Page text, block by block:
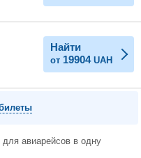
Найти
от 19904 UAH
авиарейсов в одну